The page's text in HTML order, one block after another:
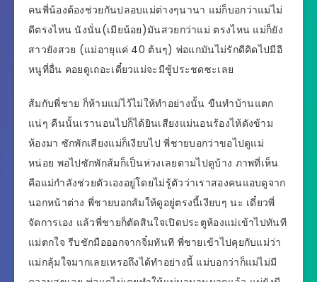
คนพี่น้องต้องช่วยกันปลอบแม่ต่างๆนานา แม่ก็บอกว่าแม่ไม่
ดีตรงไหน นังนั่น(เมียน้อย)มันสวยกว่าแม่ ตรงไหน แม่ก็ยัง
สาวยังสวย (แม่อายุแค่ 40 ต้นๆ) พ่อแกมันไม่รักดีคิดไปมีอี
หนูที่อื่น คอยดูเถอะเดี๋ยวแม่จะมีชู้ประชดซะเลย
ส้มกับพี่ชาย ก็ห้ามแม่ไว้ไม่ให้ทำอย่างนั้น ขืนทำบ้านแตก
แน่ๆ คืนนั้นเรานอนไปก็ได้ยินเสียงแม่นอนร้องไห้ดังข้าม
ห้องมา ซักพักเสียงแม่ก็เงียบไป พี่ชายบอกว่าขอไปดูแม่
หน่อย พอไปซักพักส้มก็เป็นห่วงเลยตามไปดูบ้าง ภาพที่เห็น
คือแม่กำลังช่วยตัวเองอยู่โดยไม่รู้ตัวว่าเราสองคนแอบดูจาก
นอกหน้าต่าง พี่ชายบอกส้มให้ดูอยู่ตรงนี้เงียบๆ นะ เดี๋ยวพี่
จัดการเอง แล้วพี่ชายก็ตัดสินใจเปิดประตูห้องแม่เข้าไปทันที
แม่ตกใจ รีบชักมือออกจากจิ๋มทันที พี่ชายเข้าไปคุยกับแม่ว่า
แม่กลุ้มใจมากเลยเหรอถึงได้ทำอย่างนี้ แม่บอกว่าก็แม่ไม่มี